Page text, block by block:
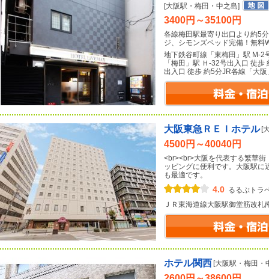
[大阪駅・梅田・中之島]
3400円～35100円
各線梅田駅最寄り出口より約5
ジ、シモンズベッド完備！無料
地下鉄谷町線「東梅田」駅 M-2
「梅田」駅 Ｈ-32号出入口 徒
出入口 徒歩 約5分JR各線「大
大阪東急ＲＥＩホテル [
4500円～40040円
<br><br>大阪を代表する繁華
ッピングに便利です。大阪駅
も最適です。
4.0 るるぶトラ
ＪＲ東海道線大阪駅御堂筋改
ホテル関西 [大阪駅・梅田・